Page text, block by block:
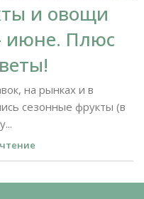
и овощи
июне. Плюс
на рынках и в
сезонные фрукты (в